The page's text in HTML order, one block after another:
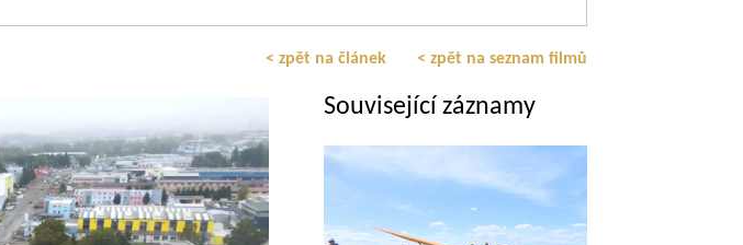
< zpět na článek < zpět na seznam filmů
Související záznamy